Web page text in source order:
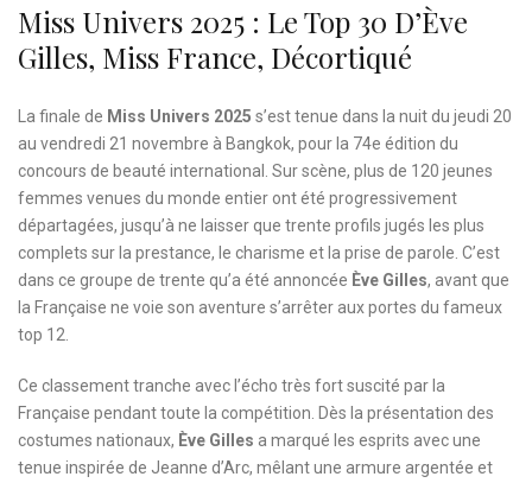
Miss Univers 2025 : Le Top 30 D’Ève
Gilles, Miss France, Décortiqué
La finale de Miss Univers 2025 s’est tenue dans la nuit du jeudi 20
au vendredi 21 novembre à Bangkok, pour la 74e édition du
concours de beauté international. Sur scène, plus de 120 jeunes
femmes venues du monde entier ont été progressivement
départagées, jusqu’à ne laisser que trente profils jugés les plus
complets sur la prestance, le charisme et la prise de parole. C’est
dans ce groupe de trente qu’a été annoncée Ève Gilles, avant que
la Française ne voie son aventure s’arrêter aux portes du fameux
top 12.
Ce classement tranche avec l’écho très fort suscité par la
Française pendant toute la compétition. Dès la présentation des
costumes nationaux, Ève Gilles a marqué les esprits avec une
tenue inspirée de Jeanne d’Arc, mêlant une armure argentée et